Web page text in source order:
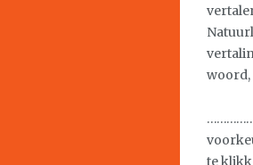
woord,
te